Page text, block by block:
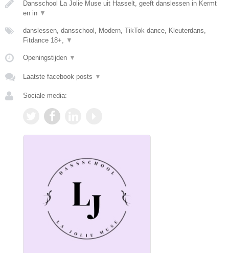
Dansschool La Jolie Muse uit Hasselt, geeft danslessen in Kermt
en in ▼
danslessen, dansschool, Modern, TikTok dance, Kleuterdans,
Fitdance 18+,
▼
Openingstijden ▼
Laatste facebook posts ▼
Sociale media: